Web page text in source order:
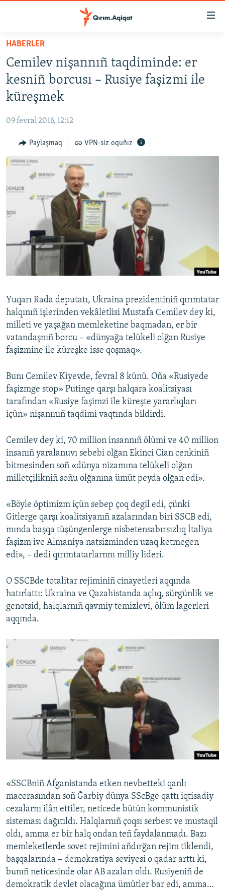
Esas
qaytmaq
Baş
navigatsiyağa
qaytmaq
Qıdıruvğa
HABERLER
İQTİSADİYAT
MEDENİYET
İNSAN AQLARI
VİDEO
SÜRET
BLOGLAR
FİKİR
Русский
Українською
RFE/RS bütün saytları
HABERLER
Cemilev nişannıñ taqdiminde: er
kesniñ borcusı – Rusiye faşizmi ile
küreşmek
09 fevral 2016, 12:12
Paylaşmaq VPN-siz oquñız
Yuqarı Rada deputatı, Ukraina prezidentiniñ qırımtatar
halqınıñ işlerinden vekâletlisi Mustafa Сеmilev dey ki,
milleti ve yaşağan memleketine baqmadan, er bir
vatandaşnıñ borcu – «dünyağa telükeli olğan Rusiye
faşizmine ile küreşke isse qoşmaq».
Bunı Cemilev Kiyevde, fevral 8 künü. Oña «Rusiyede
faşizmge stop» Putinge qarşı halqara koalitsiyası
tarafından «Rusiye faşimzi ile küreşte yararlıqları
içün» nişanınıñ taqdimi vaqtında bildirdi.
Cemilev dey ki, 70 million insannıñ ölümi ve 40 million
insanıñ yaralanuvı sebebi olğan Ekinci Cian cenkiniñ
bitmesinden soñ «dünya nizamına telükeli olğan
milletçilikniñ soñu olğanına ümüt peyda olğan edi».
«Böyle öptimizm içün sebep çoq degil edi, çünki
Gitlerge qarşı koalitsiyanıñ azalarından biri SSCB edi,
mında başqa tüşüngenlerge nisbetensabırsızlıq İtaliya
faşizm ive Almaniya natsizminden uzaq ketmegen
edi», – dedi qırımtatarlarnnı milliy lideri.
O SSCBde totalitar rejiminiñ cinayetleri aqqında
hatırlattı: Ukraina ve Qazahistanda açlıq, sürgünlik ve
genotsid, halqlarnıñ qavmiy temizlevi, ölüm lagerleri
aqqında.
«SSCBniñ Afganistanda etken nevbetteki qanlı
macerasından soñ Ğarbiy dünya SScBge qattı iqtisadiy
cezalarnı ilân ettiler, neticede bütün kommunistik
sisteması dağıtıldı. Halqlarnıñ çoqsı serbest ve mustaqil
oldı, amma er bir halq ondan teñ faydalanmadı. Bazı
memleketlerde sovet rejimini añdırğan rejim tiklendi,
başqalarında – demokratiya seviyesi o qadar arttı ki,
bunıñ neticesinde olar AB azaları oldı. Rusiyeniñ de
demokratik devlet olacağına ümütler bar edi, amma…